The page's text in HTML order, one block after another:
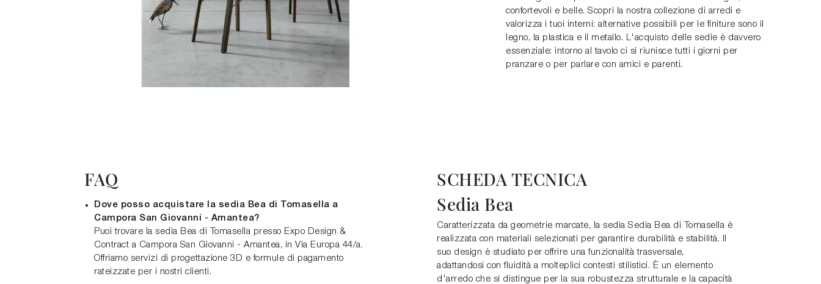
confortevoli e belle. Scopri la nostra collezione di arredi e
valorizza i tuoi interni: alternative possibili per le finiture sono il
legno, la plastica e il metallo. L'acquisto delle sedie è davvero
essenziale: intorno al tavolo ci si riunisce tutti i giorni per
pranzare o per parlare con amici e parenti.
FAQ
Dove posso acquistare la sedia Bea di Tomasella a
Campora San Giovanni - Amantea?
Puoi trovare la sedia Bea di Tomasella presso Expo Design &
Contract a Campora San Giovanni - Amantea, in Via Europa 44/a.
Offriamo servizi di progettazione 3D e formule di pagamento
rateizzate per i nostri clienti.
SCHEDA TECNICA
Sedia Bea
Caratterizzata da geometrie marcate, la sedia Sedia Bea di Tomasella è
realizzata con materiali selezionati per garantire durabilità e stabilità. Il
suo design è studiato per offrire una funzionalità trasversale,
adattandosi con fluidità a molteplici contesti stilistici. È un elemento
d'arredo che si distingue per la sua robustezza strutturale e la capacità